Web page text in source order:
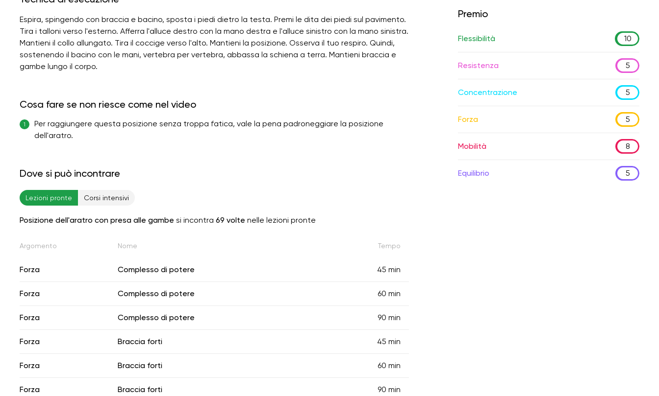
Espira, spingendo con braccia e bacino, sposta i piedi dietro la testa. Premi le dita dei piedi sul pavimento.
Tira i talloni verso l'esterno. Afferra l'alluce destro con la mano destra e l'alluce sinistro con la mano sinistra.
Mantieni il collo allungato. Tira il coccige verso l'alto. Mantieni la posizione. Osserva il tuo respiro. Quindi,
sostenendo il bacino con le mani, vertebra per vertebra, abbassa la schiena a terra. Mantieni braccia e
gambe lungo il corpo.
Cosa fare se non riesce come nel video
1
Per raggiungere questa posizione senza troppa fatica, vale la pena padroneggiare la posizione
dell'aratro.
Dove si può incontrare
Lezioni pronte Corsi intensivi
Posizione dell'aratro con presa alle gambe si incontra 69 volte nelle lezioni pronte
Argomento Nome Tempo
Forza Complesso di potere 45 min
Forza Complesso di potere 60 min
Forza Complesso di potere 90 min
Forza Braccia forti 45 min
Forza Braccia forti 60 min
Forza Braccia forti 90 min
Premio
Flessibilità 10
Resistenza 5
Concentrazione 5
Forza 5
Mobilità 8
Equilibrio 5